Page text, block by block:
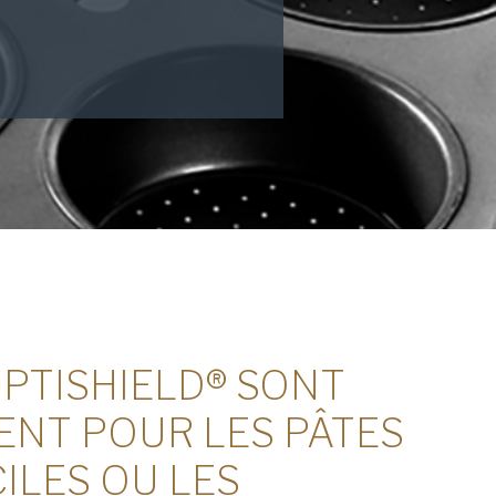
SONT
POUR LES PÂTES
OU LES
la politique de confidentialité